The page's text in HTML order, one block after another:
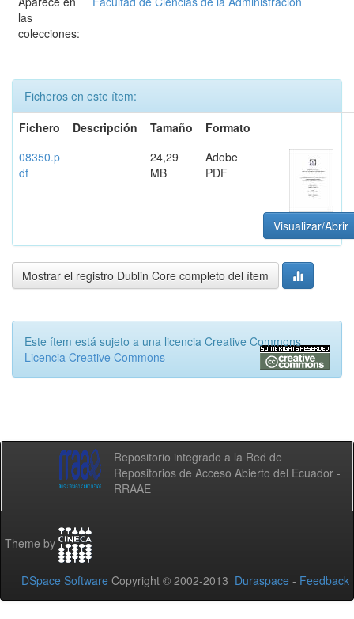
las
colecciones:
Ficheros en este ítem:
Fichero
Descripción Tamaño
Formato
08350.p
df
24,29
MB
Adobe
PDF
Visualizar/Abrir
Mostrar el registro Dublin Core completo del ítem
Este ítem está sujeto a una licencia Creative Commons
Licencia Creative Commons
Repositorio integrado a la Red de
Repositorios de Acceso Abierto del Ecuador -
RRAAE
Theme by
DSpace Software Copyright © 2002-2013 Duraspace - Feedback